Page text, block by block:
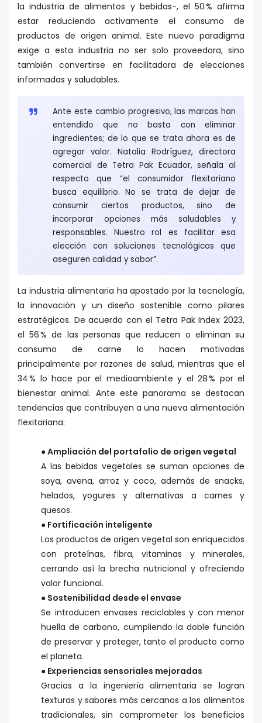
la industria de alimentos y bebidas-, el 50 % afirma
estar reduciendo activamente el consumo de
productos de origen animal. Este nuevo paradigma
exige a esta industria no ser solo proveedora, sino
también convertirse en facilitadora de elecciones
informadas y saludables.
Ante este cambio progresivo, las marcas han
entendido que no basta con eliminar
ingredientes; de lo que se trata ahora es de
agregar valor. Natalia Rodríguez, directora
comercial de Tetra Pak Ecuador, señala al
respecto que “el consumidor flexitariano
busca equilibrio. No se trata de dejar de
consumir ciertos productos, sino de
incorporar opciones más saludables y
responsables. Nuestro rol es facilitar esa
elección con soluciones tecnológicas que
aseguren calidad y sabor”.
La industria alimentaria ha apostado por la tecnología,
la innovación y un diseño sostenible como pilares
estratégicos. De acuerdo con el Tetra Pak Index 2023,
el 56 % de las personas que reducen o eliminan su
consumo de carne lo hacen motivadas
principalmente por razones de salud, mientras que el
34 % lo hace por el medioambiente y el 28 % por el
bienestar animal. Ante este panorama se destacan
tendencias que contribuyen a una nueva alimentación
flexitariana:
● Ampliación del portafolio de origen vegetal
A las bebidas vegetales se suman opciones de
soya, avena, arroz y coco, además de snacks,
helados, yogures y alternativas a carnes y
quesos.
● Fortificación inteligente
Los productos de origen vegetal son enriquecidos
con proteínas, fibra, vitaminas y minerales,
cerrando así la brecha nutricional y ofreciendo
valor funcional.
● Sostenibilidad desde el envase
Se introducen envases reciclables y con menor
huella de carbono, cumpliendo la doble función
de preservar y proteger, tanto el producto como
el planeta.
● Experiencias sensoriales mejoradas
Gracias a la ingeniería alimentaria se logran
texturas y sabores más cercanos a los alimentos
tradicionales, sin comprometer los beneficios